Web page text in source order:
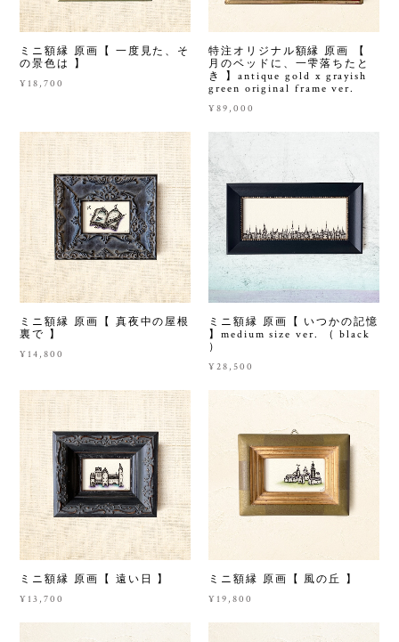
ミニ額縁 原画【 一度見た、そ
の景色は 】
¥18,700
特注オリジナル額縁 原画 【
月のベッドに、一雫落ちたと
き 】antique gold x grayish
green original frame ver.
¥89,000
ミニ額縁 原画【 真夜中の屋根
裏で 】
¥14,800
ミニ額縁 原画【 いつかの記憶
】medium size ver. （ black
）
¥28,500
ミニ額縁 原画【 遠い日 】
¥13,700
ミニ額縁 原画【 風の丘 】
¥19,800